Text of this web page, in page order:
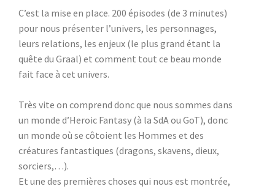
C’est la mise en place. 200 épisodes (de 3 minutes)
pour nous présenter l’univers, les personnages,
leurs relations, les enjeux (le plus grand étant la
quête du Graal) et comment tout ce beau monde
fait face à cet univers.
Très vite on comprend donc que nous sommes dans
un monde d’Heroic Fantasy (à la SdA ou GoT), donc
un monde où se côtoient les Hommes et des
créatures fantastiques (dragons, skavens, dieux,
sorciers,…).
Et une des premières choses qui nous est montrée,